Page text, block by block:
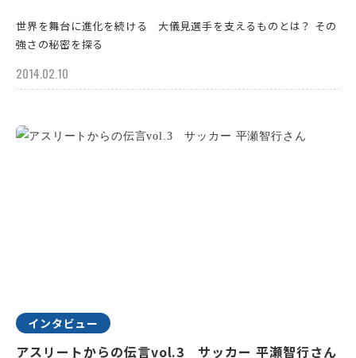
世界を舞台に進化を続ける 大儀見選手を支えるものとは？ その
強さの秘密を探る
2014.02.10
インタビュー
アスリートからの伝言vol.3 サッカー 平瀬智行さん